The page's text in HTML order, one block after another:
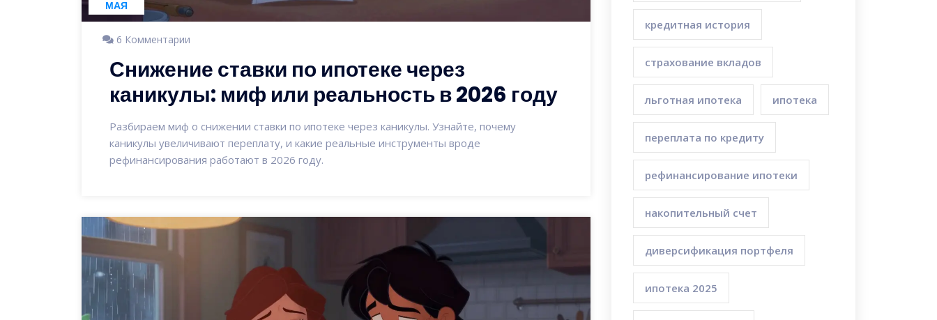
МАЯ
6 Комментарии
Снижение ставки по ипотеке через
каникулы: миф или реальность в 2026 году
Разбираем миф о снижении ставки по ипотеке через каникулы. Узнайте, почему
каникулы увеличивают переплату, и какие реальные инструменты вроде
рефинансирования работают в 2026 году.
кредитная история
страхование вкладов
льготная ипотека ипотека
переплата по кредиту
рефинансирование ипотеки
накопительный счет
диверсификация портфеля
ипотека 2025